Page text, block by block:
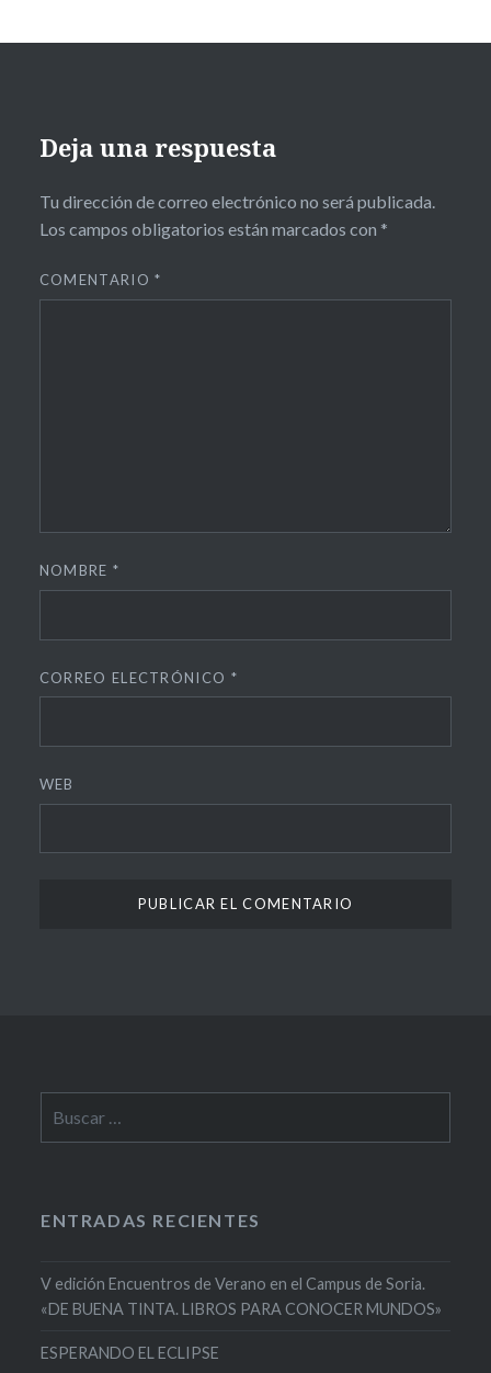
Deja una respuesta
Tu dirección de correo electrónico no será publicada.
Los campos obligatorios están marcados con *
COMENTARIO*
NOMBRE *
CORREO ELECTRÓNICO *
WEB
ENTRADAS RECIENTES
V edición Encuentros de Verano en el Campus de Soria.
«DE BUENA TINTA. LIBROS PARA CONOCER MUNDOS»
ESPERANDO EL ECLIPSE